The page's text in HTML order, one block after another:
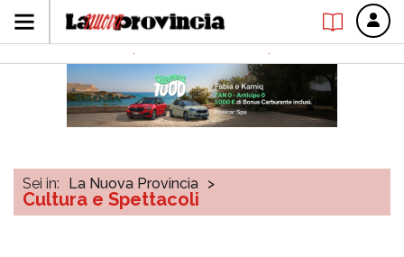
Sei in: La Nuova Provincia >
Cultura e Spettacoli